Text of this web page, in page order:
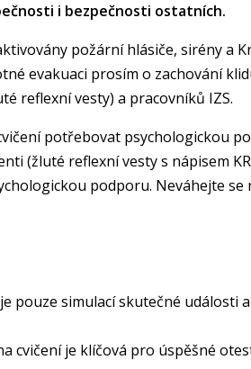
i bezpečnosti ostatních.
požární hlásiče, sirény a
evakuaci prosím o zachování
reflexní vesty) a pracovníků IZS.
potřebovat psychologickou
(žluté reflexní vesty s nápisem
podporu. Neváhejte
pouze simulací skutečné události
cvičení je klíčová pro úspěšné